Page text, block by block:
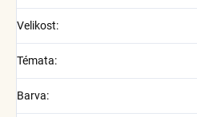
Velikost:
Témata:
Barva: